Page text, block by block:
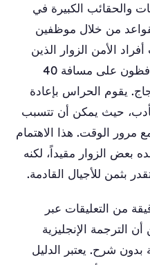
والحقائب الكبيرة في
من خلال موظفين
الأمن الزوار الذين
يقتربون من علب العرض، ويحافظون على مسافة 40
يقوم الحراس بإعادة
حيث يمكن أن تتسبب
مرور الوقت. هذا الاهتمام
بعض الزوار مقيداً، لكنه
بثمن للأجيال القادمة.
أدلة الصوتية حوالي 90 دقيقة من التعليقات عبر
الترجمة الإنجليزية
شرح. يعتبر الدليل